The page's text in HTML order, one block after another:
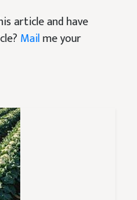
article and have
Mailme your